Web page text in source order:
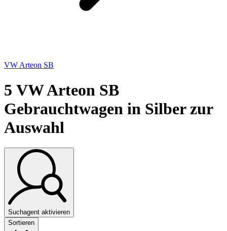
VW Arteon SB
5 VW Arteon SB
Gebrauchtwagen in Silber zur
Auswahl
Suchagent aktivieren
Sortieren